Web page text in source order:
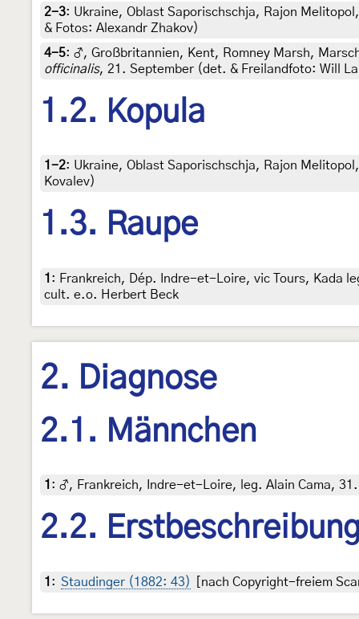
2-3: Ukraine, Oblast Saporischschja, Rajon
& Fotos: Alexandr Zhakov)
4-5: ♂, Großbritannien, Kent, Romney Marsh,
officinalis, 21. September (det. & Freilandfoto: Will
1.2. Kopula
1-2: Ukraine, Oblast Saporischschja, Rajon
Kovalev)
1.3. Raupe
1 : Frankreich, Dép. Indre-et-Loire, vic Tours, Kada
cult. e.o. Herbert Beck
2. Diagnose
2.1. Männchen
1 : ♂, Frankreich, Indre-et-Loire, leg. Alain Cama,
2.2.
1 : Staudinger (1882: 43) [nach Copyright-freiem